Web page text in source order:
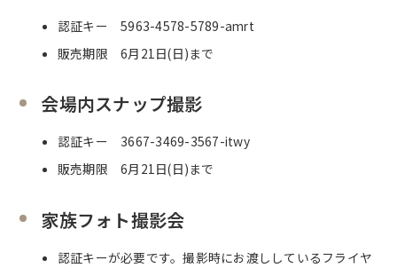
認証キー5963-4578-5789-amrt
販売期限 6月21日(日)まで
会場内スナップ撮影
認証キー 3667-3469-3567-itwy
販売期限 6月21日(日)まで
家族フォト撮影会
認証キーが必要です。撮影時にお渡ししているフライヤ